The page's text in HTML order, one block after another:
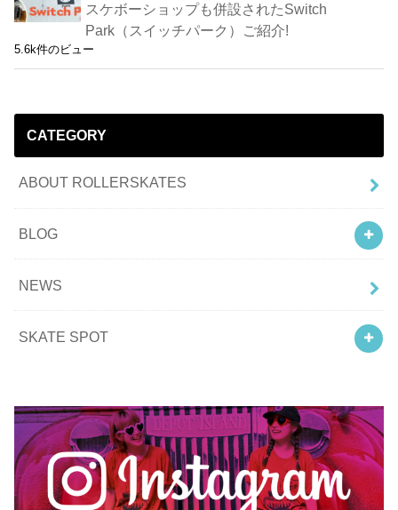
スケボーショップも併設されたSwitch
Park（スイッチパーク）ご紹介!
5.6k件のビュー
CATEGORY
ABOUT ROLLERSKATES
BLOG
NEWS
SKATE SPOT